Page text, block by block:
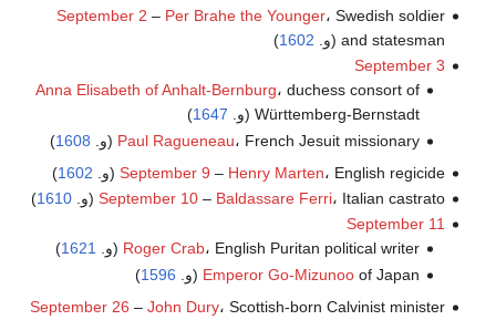
September 2 – Per Brahe the Younger، Swedish soldier
and statesman (و.
1602
)
September 3
Anna Elisabeth of Anhalt-Bernburg، duchess consort of
Württemberg-Bernstadt (و.
1647
)
Paul Ragueneau، French Jesuit missionary (و. 1608
)
September 9 – Henry Marten، English regicide (و. 1602
)
September 10– Baldassare Ferri، Italian castrato (و. 1610
)
September 11
Roger Crab، English Puritan political writer (و. 1621
)
Emperor Go-Mizunoo of Japan (و. 1596
)
September 26 – John Dury، Scottish-born Calvinist minister